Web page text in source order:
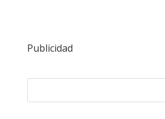
Publicidad